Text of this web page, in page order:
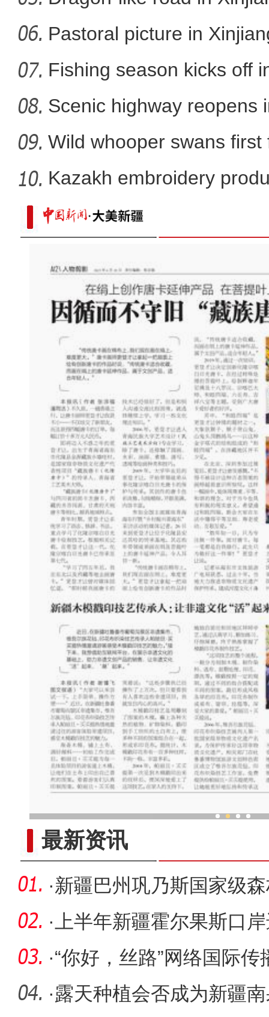
新疆福海：夏牧场沃野
Pastoral picture in
Fishing season kicks off
Scenic highway reopens
Wild whooper swans
X
Kazakh embroidery
vil
最新资讯
·新疆巴州巩乃斯国家级
开季
· 上半年新疆霍尔果斯口
2000万吨
·“你好，丝路”网络国际
拉玛
·露天种植会否成为新疆